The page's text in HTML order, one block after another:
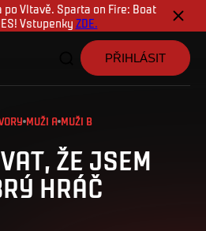
Vltavě. Sparta on Fire: Boat
Vstupenky ZDE.
PŘIHLÁSIT
MUŽI A MUŽI B
ŽE JSEM
HRÁČ